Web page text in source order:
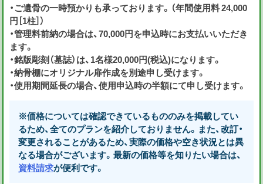
・ご遺骨の一時預かりも承っております。（年間使用料 24,000
円［1柱］）
・管理料前納の場合は、70,000円を申込時にお支払いいただき
ます。
・銘版彫刻（墓誌）は、1名様20,000円(税込)になります。
・納骨棚にオリジナル扉作成を別途申し受けます。
・使用期間延長の場合、使用申込時の半額にて申し受けます。
※価格については確認できているもののみを掲載してい
るため、全てのプランを紹介しておりません。また、改訂・
変更されることがあるため、実際の価格や空き状況とは異
なる場合がございます。最新の価格等を知りたい場合は、
資料請求が便利です。